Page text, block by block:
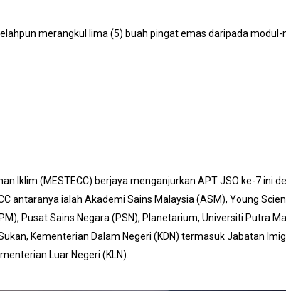
merangkul lima (5) buah pingat emas daripada modul-
Iklim (MESTECC) berjaya menganjurkan APT JSO ke-7 ini
antaranya ialah Akademi Sains Malaysia (ASM), Young
Pusat Sains Negara (PSN), Planetarium, Universiti Putra
Kementerian Dalam Negeri (KDN) termasuk Jabatan
Luar Negeri (KLN).